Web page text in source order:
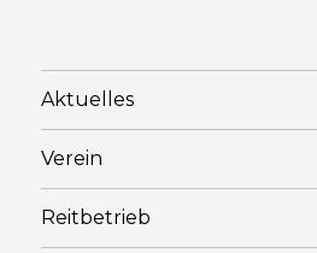
Aktuelles
Verein
Reitbetrieb